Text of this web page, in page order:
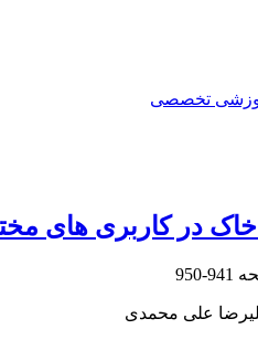
تخصصی
خاک در کاربری های
941-950
علی محمدی